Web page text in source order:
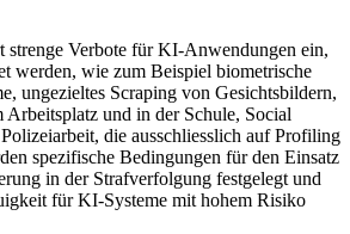
strenge Verbote für KI-Anwendungen ein,
werden, wie zum Beispiel biometrische
ungezieltes Scraping von Gesichtsbildern,
Arbeitsplatz und in der Schule, Social
die ausschliesslich auf Profiling
spezifische Bedingungen für den Einsatz
in der Strafverfolgung festgelegt und
für KI-Systeme mit hohem Risiko